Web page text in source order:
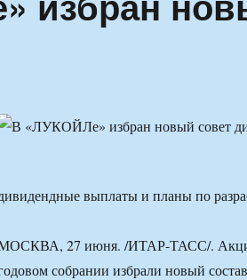
выплаты и планы по
27 июня. /ИТАР-ТАСС/.
собрании избрали новый